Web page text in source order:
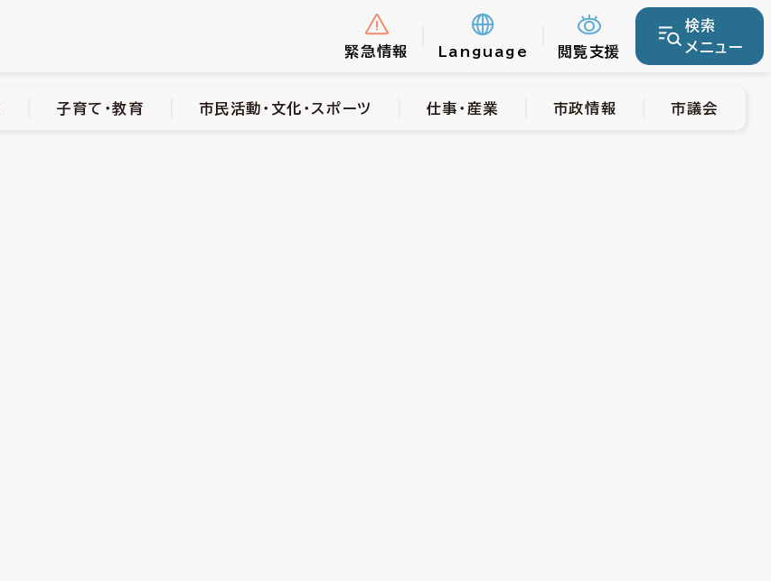
緊急情報 Language 閲覧支援
検索
メニュー
市民活動・文化・スポーツ 市政情報 市議会
子育て・教育 市民活動・文化・スポーツ 仕事・産業 市政情報 市議会